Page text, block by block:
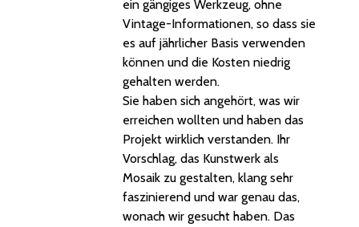
ein gängiges Werkzeug, ohne
Vintage-Informationen, so dass sie
es auf jährlicher Basis verwenden
können und die Kosten niedrig
gehalten werden.
Sie haben sich angehört, was wir
erreichen wollten und haben das
Projekt wirklich verstanden. Ihr
Vorschlag, das Kunstwerk als
Mosaik zu gestalten, klang sehr
faszinierend und war genau das,
wonach wir gesucht haben. Das